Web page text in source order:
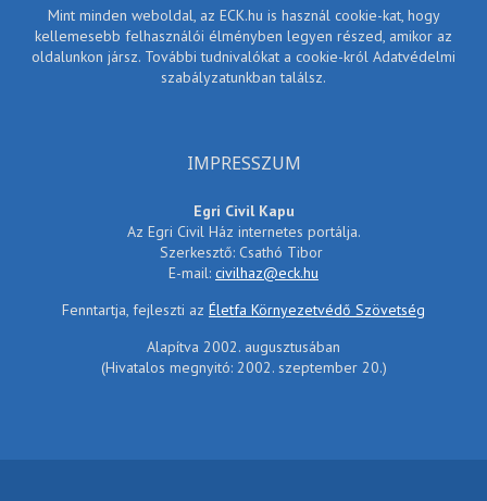
Mint minden weboldal, az ECK.hu is használ cookie-kat, hogy
kellemesebb felhasználói élményben legyen részed, amikor az
oldalunkon jársz. További tudnivalókat a cookie-król Adatvédelmi
szabályzatunkban találsz.
IMPRESSZUM
Egri Civil Kapu
Az Egri Civil Ház internetes portálja.
Szerkesztő: Csathó Tibor
E-mail: civilhaz@eck.hu
Fenntartja, fejleszti az Életfa Környezetvédő Szövetség
Alapítva 2002. augusztusában
(Hivatalos megnyitó: 2002. szeptember 20.)